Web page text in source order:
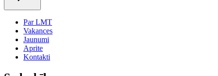
Par LMT
Vakances
Jaunumi
Aprite
Kontakti